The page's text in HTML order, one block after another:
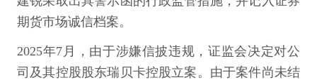
期货市场诚信档案。
2025年7月，由于涉嫌信披违规，证监会决定对公
司及其控股股东瑞贝卡控股立案。由于案件尚未结